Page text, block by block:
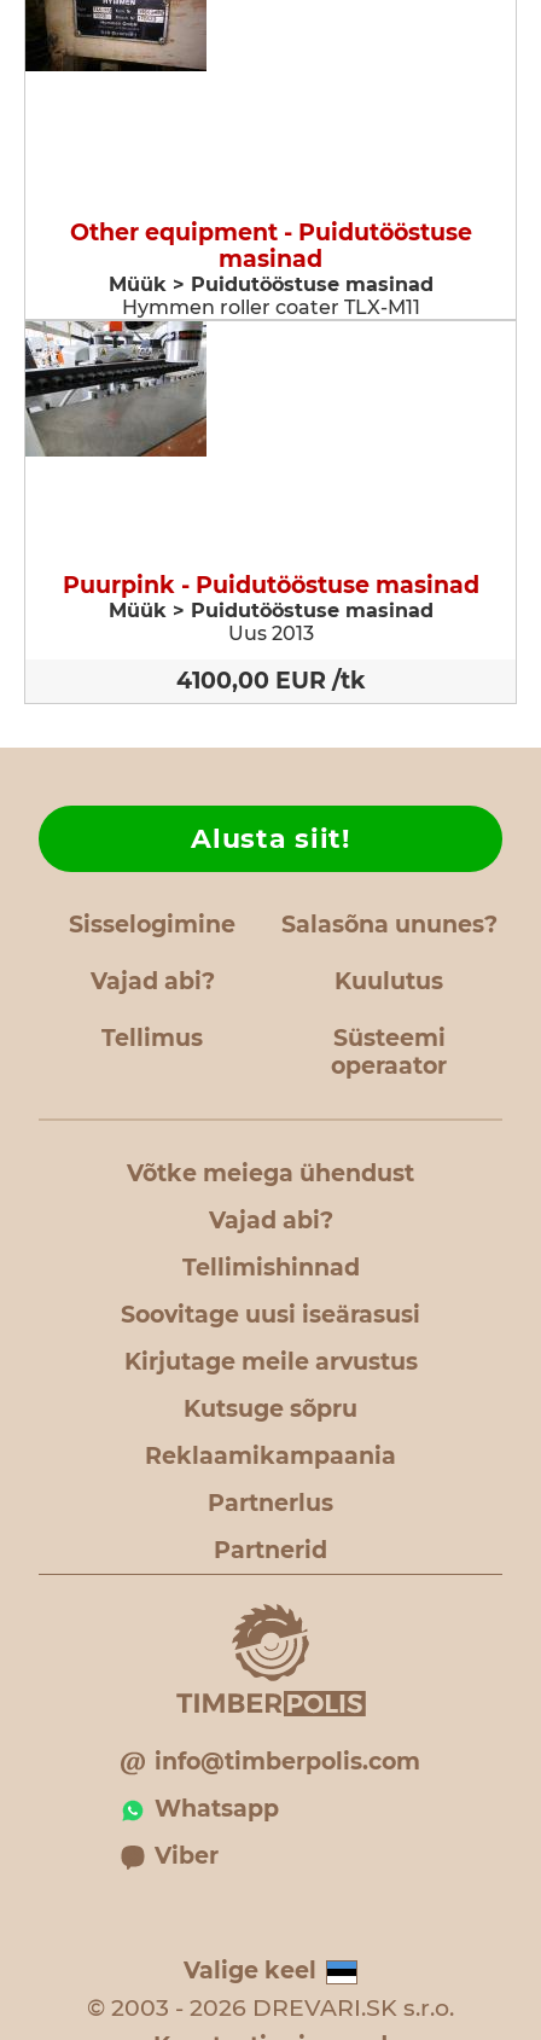
Other equipment - Puidutööstuse
masinad
Müük > Puidutööstuse masinad
Hymmen roller coater TLX-M11
Puurpink - Puidutööstuse masinad
Müük > Puidutööstuse masinad
Uus 2013
4100,00 EUR /tk
Sisselogimine Salasõna ununes?
Vajad abi?
Alusta siit!
Kuulutus
Tellimus
Süsteemi
operaator
Võtke meiega ühendust
Vajad abi?
Tellimishinnad
Soovitage uusi iseärasusi
Kirjutage meile arvustus
Kutsuge sõpru
Reklaamikampaania
Partnerlus
Partnerid
info@timberpolis.com
Whatsapp
Viber
Valige keel
© 2003 - 2026 DREVARI.SK s.r.o.